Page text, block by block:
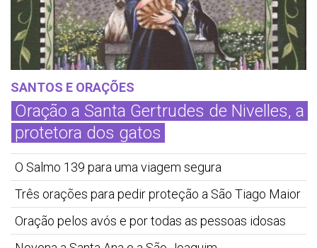
SANTOS E ORAÇÕES
Oração a Santa Gertrudes de Nivelles, a
protetora dos gatos
O Salmo 139 para uma viagem segura
Três orações para pedir proteção a São Tiago Maior
Oração pelos avós e por todas as pessoas idosas